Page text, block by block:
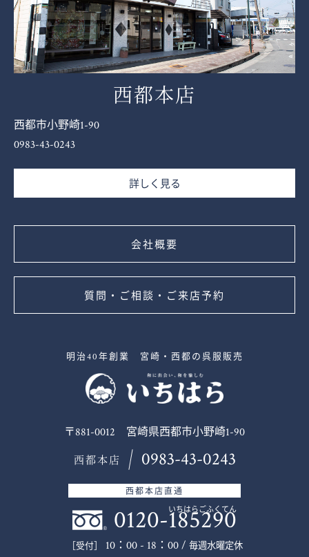
西都本店
西都市小野崎1-90
0983-43-0243
詳しく見る
会社概要
質問・ご相談・ご来店予約
明治40年創業 宮崎・西都の呉服販売
〒881-0012 宮崎県西都市小野崎1-90
西都本店 0983-43-0243
西都本店直通
0120-185290
いちはらごふくてん
［受付］ 10：00 - 18：00 / 毎週水曜定休